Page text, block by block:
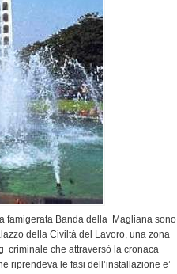
famigerata Banda della Magliana sono
della Civiltà del Lavoro, una zona
criminale che attraversò la cronaca
riprendeva le fasi dell’installazione e’